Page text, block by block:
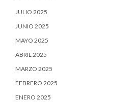
JULIO 2025
JUNIO 2025
MAYO 2025
ABRIL 2025
MARZO 2025
FEBRERO 2025
ENERO 2025